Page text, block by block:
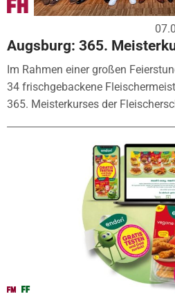
Augsburg: 365.
Im Rahmen einer großen
34 frischgebackene
365. Meisterkurses der